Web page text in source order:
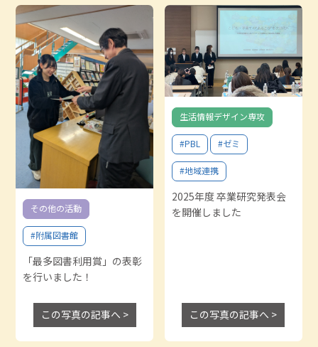
その他の活動
#附属図書館
「最多図書利用賞」の表彰
を行いました！
この写真の記事へ >
生活情報デザイン専攻
#PBL #ゼミ
#地域連携
2025年度 卒業研究発表会
を開催しました
この写真の記事へ >